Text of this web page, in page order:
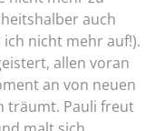
auch
ich nicht mehr auf!).
allen voran
an von neuen
träumt. Pauli freut